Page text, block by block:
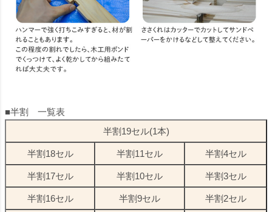
■半割 一覧表
半割19セル(1本)
半割18セル 半割11セル 半割4セル
半割17セル 半割10セル 半割3セル
半割16セル 半割9セル 半割2セル